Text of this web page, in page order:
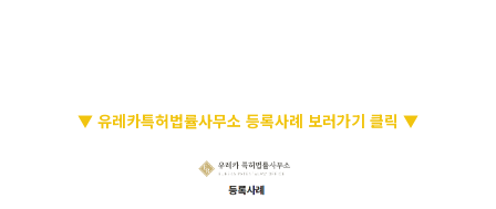
▼ 유레카특허법률사무소 등록사례 보러가기 클릭 ▼